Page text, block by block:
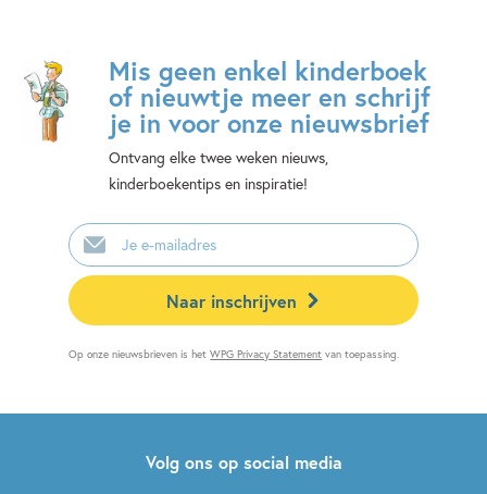
Mis geen enkel kinderboek
of nieuwtje meer en schrijf
je in voor onze nieuwsbrief
Ontvang elke twee weken nieuws,
kinderboekentips en inspiratie!
E-
mailadres
Naar inschrijven
Op onze nieuwsbrieven is hetWPG Privacy Statement van toepassing.
Volg ons op social media